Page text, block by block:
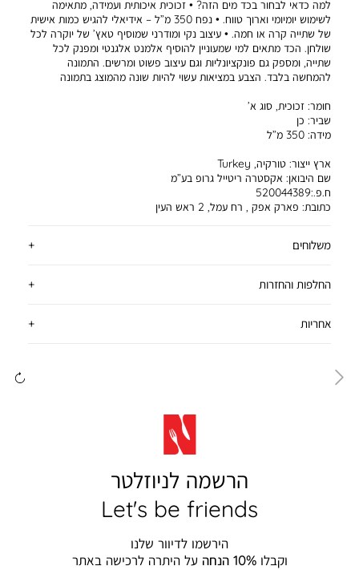
משלוחים
החלפות והחזרות
אחריות
למה כדאי לבחור בכד מים הזה? • זכוכית איכותית ועמידה, מתאימה
לשימוש יומיומי וארוך טווח. • נפח 350 מ”ל – אידיאלי להגיש כמות אישית
של שתייה קרה או חמה. • עיצוב נקי ומודרני שמוסיף טאץ’ של יוקרה לכל
שולחן. הכד מתאים למי שמעוניין להוסיף אלמנט אלגנטי ומפנק לכל
שתייה, ומספק גם פונקציונליות וגם עיצוב פשוט ומרשים. התמונה
להמחשה בלבד. הצבע במציאות עשוי להיות שונה מהמוצג בתמונה
חומר: זכוכית, סוג א’
שביר: כן
מידה: 350 מ”ל
ארץ ייצור: טורקיה, Turkey
שם היבואן: אקסטרה ריטייל גרופ בע”מ
ח.פ.:520044389
כתובת: פארק אפק , רח עמל, 2 ראש העין
הרשמה לניוזלטר
Let's be friends
הירשמו לדיוור שלנו
וקבלו10% הנחה על היתרה לרכישה באתר